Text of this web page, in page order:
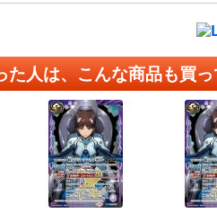
た人は、こんな商品も買